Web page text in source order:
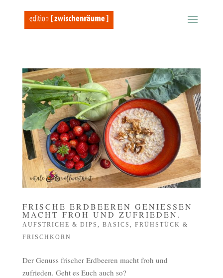
FRISCHE ERDBEEREN GENIESSEN M
ACHT FROH UND ZUFRIEDEN.
AUFSTRICHE & DIPS , BASICS , FRÜHSTÜCK &
FRISCHKORN
Der Genuss frischer Erdbeeren macht froh und
zufrieden. Geht es Euch auch so?